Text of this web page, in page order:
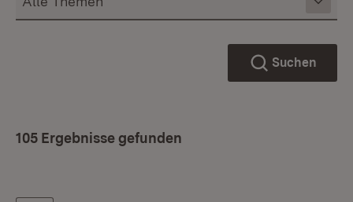
Suchen
105 Ergebnisse gefunden